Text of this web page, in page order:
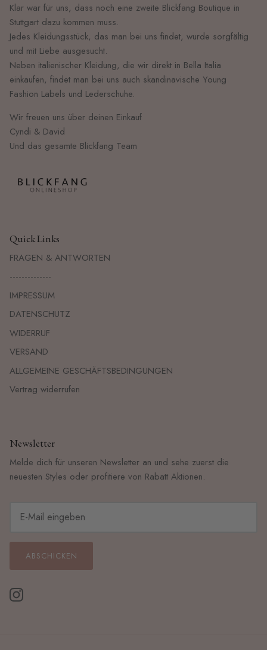
Klar war für uns, dass noch eine zweite Blickfang Boutique in
Stuttgart dazu kommen muss.
Jedes Kleidungsstück, das man bei uns findet, wurde sorgfältig
und mit Liebe ausgesucht.
Neben italienischer Kleidung, die wir direkt in Bella Italia
einkaufen, findet man bei uns auch skandinavische Young
Fashion Labels und Lederschuhe.
Wir freuen uns über deinen Einkauf
Cyndi & David
Und das gesamte Blickfang Team
Quick Links
FRAGEN & ANTWORTEN
--------------
IMPRESSUM
DATENSCHUTZ
WIDERRUF
VERSAND
ALLGEMEINE GESCHÄFTSBEDINGUNGEN
Vertrag widerrufen
Newsletter
Melde dich für unseren Newsletter an und sehe zuerst die
neuesten Styles oder profitiere von Rabatt Aktionen.
ABSCHICKEN